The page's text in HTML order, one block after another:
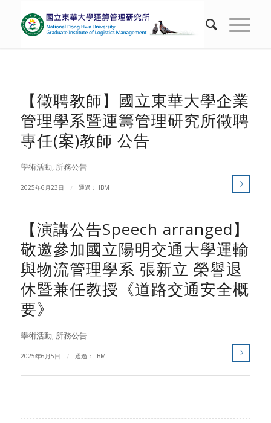
【徵聘教師】國立東華大學企業
管理學系暨運籌管理研究所徵聘
專任(案)教師 公告
學術活動, 所務公告
2025年6月23日 / 通過： IBM
【演講公告Speech arranged】
敬邀參加國立陽明交通大學運輸
與物流管理學系 張新立 榮譽退
休暨兼任教授《道路交通安全概
要》
學術活動, 所務公告
2025年6月5日 / 通過： IBM